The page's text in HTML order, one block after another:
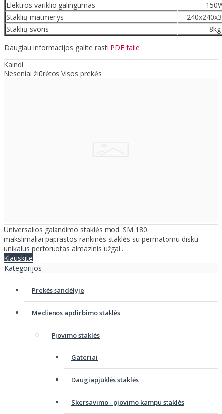
Elektros variklio galingumas
Staklių matmenys
Staklių svoris
8kg
Daugiau informacijos galite rasti PDF faile
Kaindl
Neseniai žiūrėtos Visos prekės
Universalios galandimo staklės mod. SM 180
makslimaliai paprastos rankinės staklės su permatomu disku
unikalus perforuotas almazinis užgal..
Klauskite
Kategorijos
Prekės sandėlyje
Medienos apdirbimo staklės
Pjovimo staklės
Gateriai
Daugiapjūklės staklės
Skersavimo - pjovimo kampu staklės